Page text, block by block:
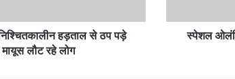
हड़ताल से ठप पड़े
लौट रहे लोग
स्पेशल